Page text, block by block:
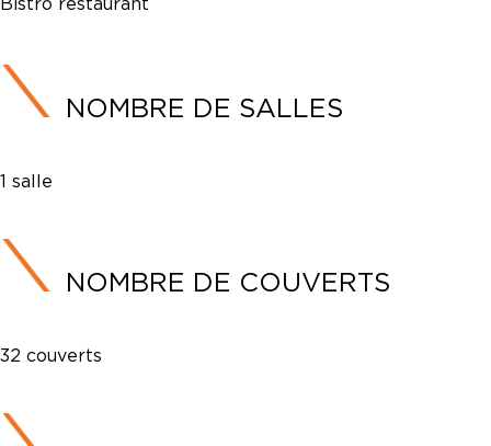
NOMBRE DE SALLES
1 salle
NOMBRE DE COUVERTS
32 couverts